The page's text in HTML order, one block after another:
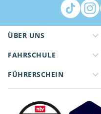
ÜBER UNS
FAHRSCHULE
FÜHRERSCHEIN